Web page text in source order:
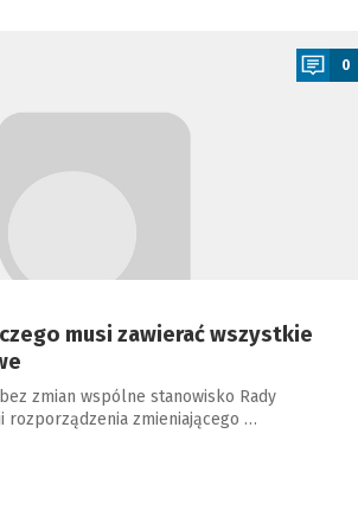
0
musi zawierać wszystkie
zmian wspólne stanowisko Rady
rozporządzenia zmieniającego …